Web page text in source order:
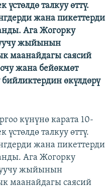
үстөлдө талкуу өттү.
жана пикеттерди
Ага Жогорку
жыйынын
маанайдагы саясий
жана бейөкмөт
өкүлдөрү
күнүнө карата 10-
үстөлдө талкуу өттү.
жана пикеттерди
Ага Жогорку
жыйынын
маанайдагы саясий